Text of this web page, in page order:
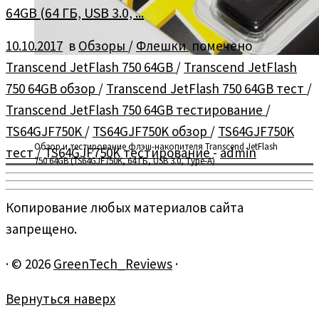
Обзор и тестирование флэш-накопителя Transcend JetFlash
750 64GB (TS64GJF750K, 64 ГБ, USB 3.0, Type-A)
64GB (64 ГБ, USB 3.0, ...
10.10.2017 в Обзоры / Флешки помечено
Transcend JetFlash 750 64GB / Transcend JetFlash
750 64GB обзор / Transcend JetFlash 750 64GB тест /
Transcend JetFlash 750 64GB тестирование /
TS64GJF750K / TS64GJF750K обзор / TS64GJF750K
тест/TS64GJF750K тестирование-admin
Копирование любых материалов сайта
запрещено.
· © 2026 GreenTech_Reviews ·
Вернуться наверх